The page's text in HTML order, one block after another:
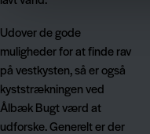
Udover de gode
muligheder for at finde rav
på vestkysten, så er også
kyststrækningen ved
Ålbæk Bugt værd at
udforske. Generelt er der